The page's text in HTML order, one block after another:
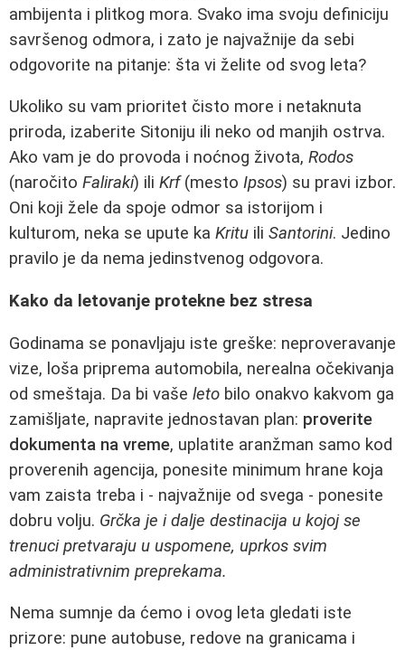
ambijenta i plitkog mora. Svako ima svoju definiciju
savršenog odmora, i zato je najvažnije da sebi
odgovorite na pitanje: šta vi želite od svog leta?
Ukoliko su vam prioritet čisto more i netaknuta
priroda, izaberite Sitoniju ili neko od manjih ostrva.
Ako vam je do provoda i noćnog života, Rodos
(naročito Faliraki) ili Krf(mesto Ipsos) su pravi izbor.
Oni koji žele da spoje odmor sa istorijom i
kulturom, neka se upute ka Kritu ili Santorini. Jedino
pravilo je da nema jedinstvenog odgovora.
Kako da letovanje protekne bez stresa
Godinama se ponavljaju iste greške: neproveravanje
vize, loša priprema automobila, nerealna očekivanja
od smeštaja. Da bi vaše leto bilo onakvo kakvom ga
zamišljate, napravite jednostavan plan: proverite
dokumenta na vreme, uplatite aranžman samo kod
proverenih agencija, ponesite minimum hrane koja
vam zaista treba i - najvažnije od svega - ponesite
dobru volju. Grčka je i dalje destinacija u kojoj se
trenuci pretvaraju u uspomene, uprkos svim
administrativnim preprekama.
Nema sumnje da ćemo i ovog leta gledati iste
prizore: pune autobuse, redove na granicama i